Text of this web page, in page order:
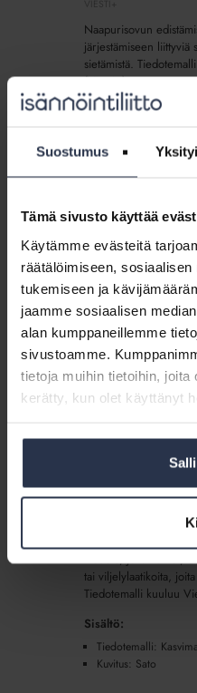
Suostumus
Tämä sivusto käyttää
Käytämme evästeitä
räätälöimiseen,
tukemiseen ja
jaamme sosiaalisen
alan kumppaneillemme
sivustoamme.
tietoja muihin tietoihin, joita
kerätty, kun olet käyttänyt
Naapurisovun
järjestämiseen liittyviä
sietämistä.
(Viesti+).
Sisältö:
Kuvitus: Ilmapallot
Jätelajittelu
(lisäpalvelu)
VIESTI+
Muistuta tällä
ja lajittelusta sekä
saa laittaa.
(Viesti+).
Sisältö:
Tiedote: Jätteiden
Kuvitus: Jätelajittelu
Kasvimaa
(lisäpalvelu)
Tiedotemalli:
Tiedote, jolla kerrot,
tai viljelylaatikoita,
Tiedotemalli kuuluu
Sisältö:
Tiedotemalli:
Kuvitus: Sato